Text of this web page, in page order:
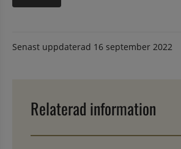
Senast uppdaterad 16 september 2022
Relaterad information